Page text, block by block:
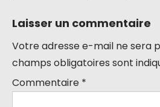
Laisser un commentaire
Votre adresse e-mail ne sera
champs obligatoires sont
Commentaire *